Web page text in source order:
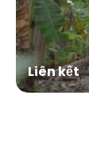
Liên kết